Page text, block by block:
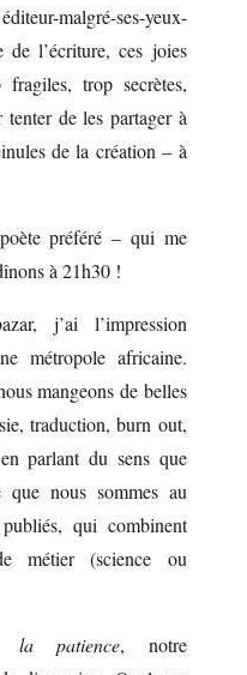
malgré-ses-yeux-
l’écriture, ces joies
trop secrètes,
de les partager à
de la création – à
préféré – qui me
à 21h30 !
j’ai l’impression
métropole africaine.
mangeons de belles
traduction, burn out,
parlant du sens que
nous sommes au
qui combinent
métier (science ou
la patience, notre